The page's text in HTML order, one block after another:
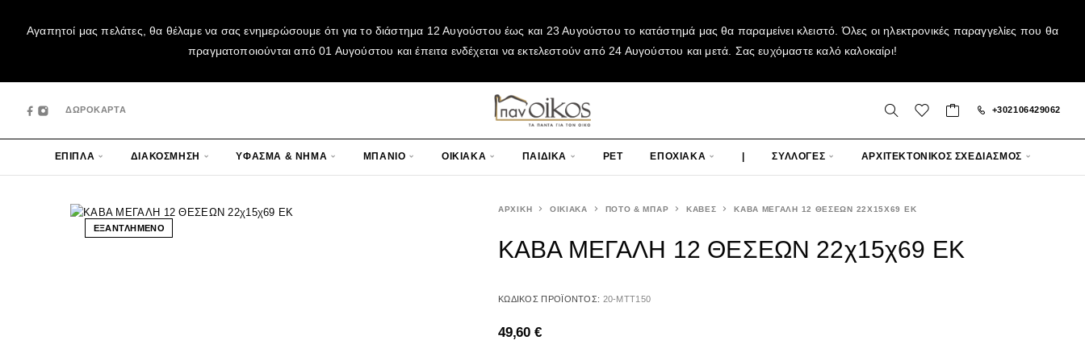
Αγαπητοί μας πελάτες, θα θέλαμε να σας ενημερώσουμε ότι για το διάστημα 12 Αυγούστου έως και 23 Αυγούστου το κατάστημά μας θα παραμείνει κλειστό. Όλες οι ηλεκτρονικές παραγγελίες που θα
πραγματοποιούνται από 01 Αυγούστου και έπειτα ενδέχεται να εκτελεστούν από 24 Αυγούστου και μετά. Σας ευχόμαστε καλό καλοκαίρι!
ΔΩΡΟΚΑΡΤΑ +302106429062
ΕΠΙΠΛΑ ΔΙΑΚΟΣΜΗΣΗ ΥΦΑΣΜΑ & ΝΗΜΑ ΜΠΑΝΙΟ ΟΙΚΙΑΚΑ ΠΑΙΔΙΚΑ PET ΕΠΟΧΙΑΚΑ | ΣΥΛΛΟΓΕΣ ΑΡΧΙΤΕΚΤΟΝΙΚΟΣ ΣΧΕΔΙΑΣΜΟΣ
ΕΞΑΝΤΛΗΜΕΝΟ
ΑΡΧΙΚΉ ΟΙΚΙΑΚΑ ΠΟΤΟ & ΜΠΑΡ ΚΑΒΕΣ ΚΑΒΑ ΜΕΓΑΛΗ 12 ΘΕΣΕΩΝ 22Χ15Χ69 ΕΚ
ΚΑΒΑ ΜΕΓΑΛΗ 12 ΘΕΣΕΩΝ 22χ15χ69 ΕΚ
ΚΩΔΙΚΌΣ ΠΡΟΪΌΝΤΟΣ: 20-MTT150
49,60 €